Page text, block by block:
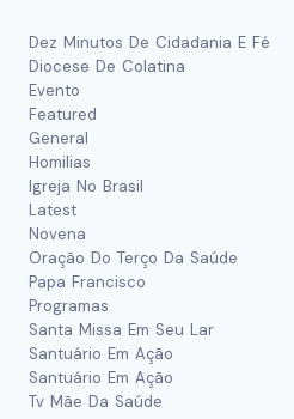
Dez Minutos De Cidadania E Fé
Diocese De Colatina
Evento
Featured
General
Homilias
Igreja No Brasil
Latest
Novena
Oração Do Terço Da Saúde
Papa Francisco
Programas
Santa Missa Em Seu Lar
Santuário Em Ação
Santuário Em Ação
Tv Mãe Da Saúde